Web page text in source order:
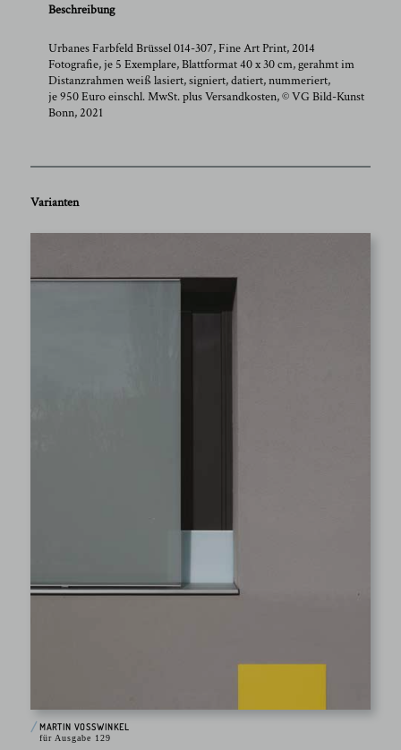
Beschreibung
Urbanes Farbfeld Brüssel 014-307, Fine Art Print, 2014
Fotografie, je 5 Exemplare, Blattformat 40 x 30 cm, gerahmt im
Distanzrahmen weiß lasiert, signiert, datiert, nummeriert,
je 950 Euro einschl. MwSt. plus Versandkosten, © VG Bild-Kunst
Bonn, 2021
MARTIN VOSSWINKEL
für Ausgabe 129